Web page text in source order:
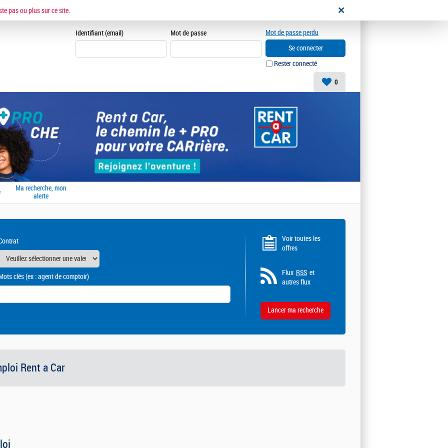
Identifiant (email) Mot de passe
Rester connecté
Mot de passe perdu
0
Ma recherche, mon
alerte
clés(ex : agent de comptoir)
Voir toutes les
offres
Flux RSS et
autres flux
pas ou plus sur ce site.
Rent a Car